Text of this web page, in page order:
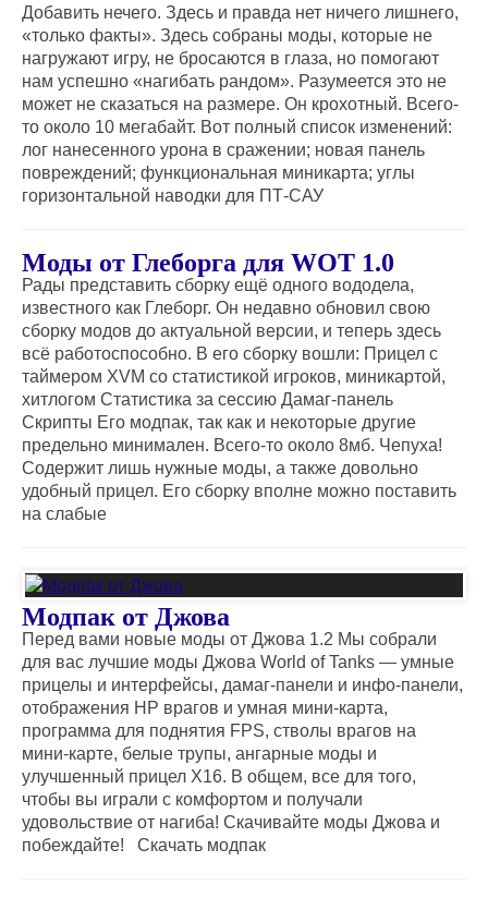
Добавить нечего. Здесь и правда нет ничего лишнего,
«только факты». Здесь собраны моды, которые не
нагружают игру, не бросаются в глаза, но помогают
нам успешно «нагибать рандом». Разумеется это не
может не сказаться на размере. Он крохотный. Всего-
то около 10 мегабайт. Вот полный список изменений:
лог нанесенного урона в сражении; новая панель
повреждений; функциональная миникарта; углы
горизонтальной наводки для ПТ-САУ
Моды от Глеборга для WOT 1.0
Рады представить сборку ещё одного вододела,
известного как Глеборг. Он недавно обновил свою
сборку модов до актуальной версии, и теперь здесь
всё работоспособно. В его сборку вошли: Прицел с
таймером XVM со статистикой игроков, миникартой,
хитлогом Статистика за сессию Дамаг-панель
Скрипты Его модпак, так как и некоторые другие
предельно минимален. Всего-то около 8мб. Чепуха!
Содержит лишь нужные моды, а также довольно
удобный прицел. Его сборку вполне можно поставить
на слабые
Модпак от Джова
Перед вами новые моды от Джова 1.2 Мы собрали
для вас лучшие моды Джова World of Tanks — умные
прицелы и интерфейсы, дамаг-панели и инфо-панели,
отображения HP врагов и умная мини-карта,
программа для поднятия FPS, стволы врагов на
мини-карте, белые трупы, ангарные моды и
улучшенный прицел Х16. В общем, все для того,
чтобы вы играли с комфортом и получали
удовольствие от нагиба! Скачивайте моды Джова и
побеждайте! Скачать модпак